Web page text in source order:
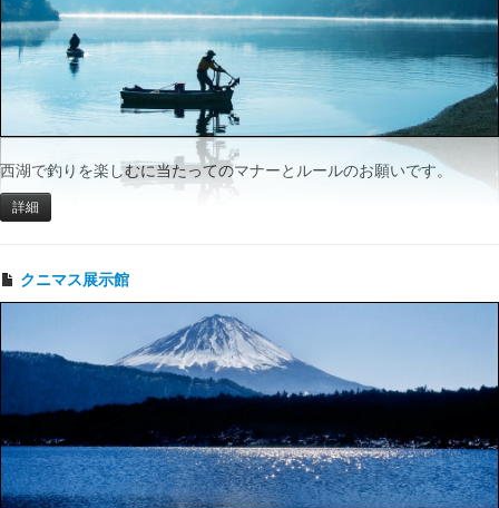
西湖で釣りを楽しむに当たってのマナーとルールのお願いです。
詳細
クニマス展示館